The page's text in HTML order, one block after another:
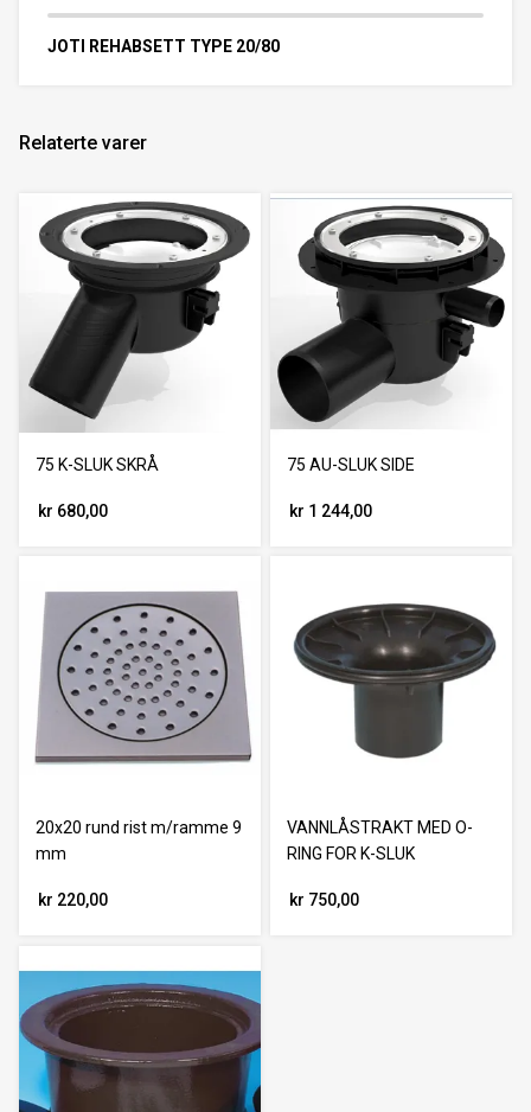
JOTI REHABSETT TYPE 20/80
Relaterte varer
75 K-SLUK SKRÅ
kr 680,00
75 AU-SLUK SIDE
kr 1 244,00
20x20 rund rist m/ramme 9
mm
kr 220,00
VANNLÅSTRAKT MED O-
RING FOR K-SLUK
kr 750,00